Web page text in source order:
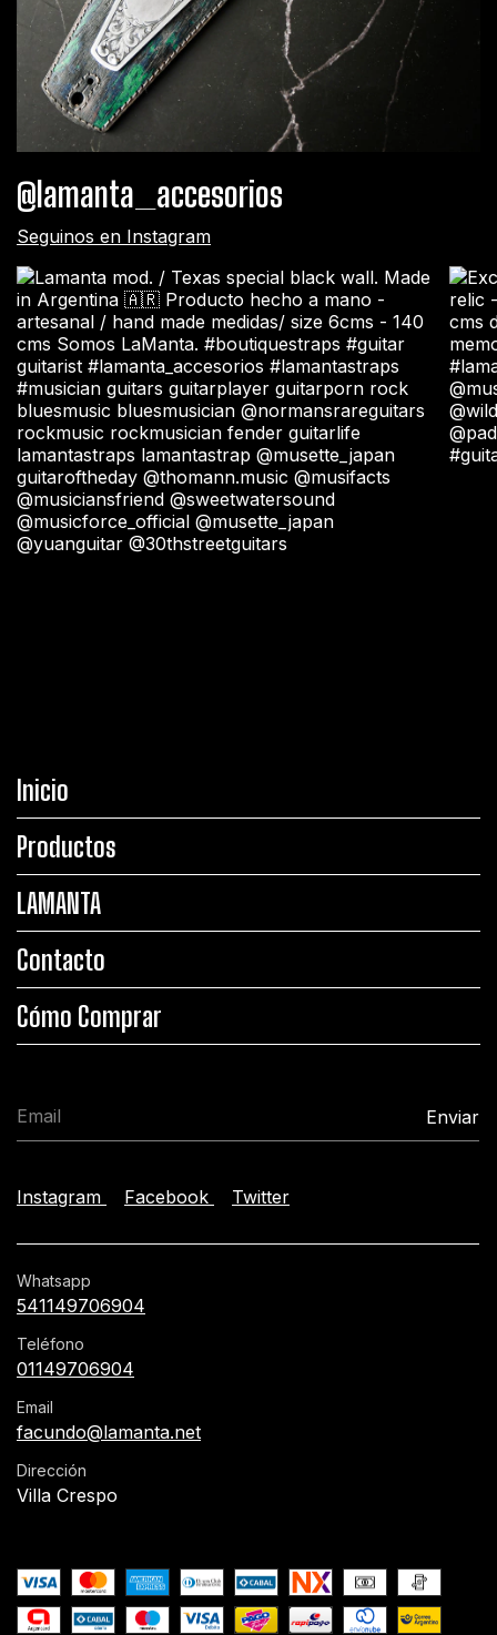
@lamanta_accesorios
Seguinos en Instagram
Inicio
Productos
LAMANTA
Contacto
Cómo Comprar
Instagram Facebook Twitter
Whatsapp
541149706904
Teléfono
01149706904
Email
facundo@lamanta.net
Dirección
Villa Crespo